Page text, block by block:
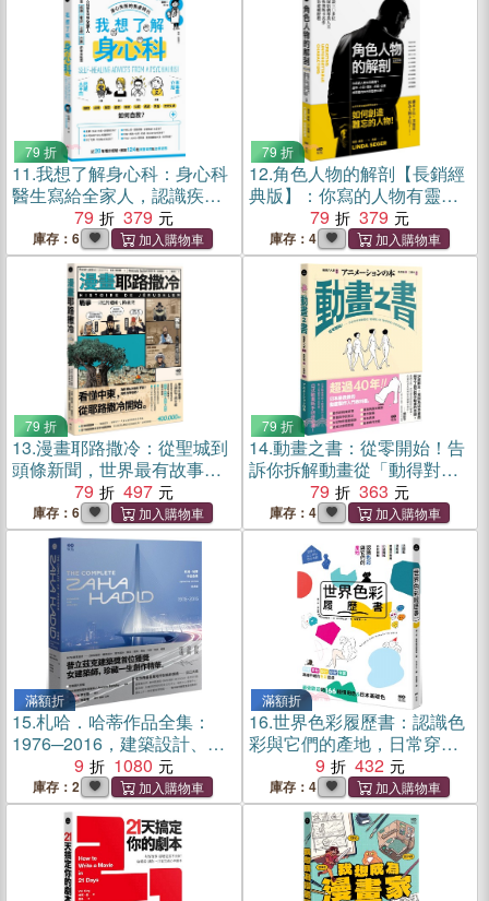
79 折
11.我想了解身心科：身心科
醫生寫給全家人，認識疾
病、看診、治療、用藥的實
用指南
79 379
庫存：6
79 折
12.角色人物的解剖【長銷經
典版】：你寫的人物有靈魂
嗎？劇本、小說、廣告、遊
戲、企畫都需要的人物形塑
教科書！
79 379
庫存：4
79 折
13.漫畫耶路撒冷：從聖城到
頭條新聞，世界最有故事的
城市，看懂中東衝突源頭
79 497
庫存：6
79 折
14.動畫之書：從零開始！告
訴你拆解動畫從「動得對」
到「動得好看」的原理與流
79 363
庫存：4
滿額折
15.札哈．哈蒂作品全集：
1976─2016，建築設計、繪
畫、表現圖、室內設計、家
具、燈飾、汽車、時尚精
品，珍藏一生創作精華【經
9 1080
庫存：2
滿額折
16.世界色彩履歷書：認識色
彩與它們的產地，日常穿
搭、設計、布置，最受歡迎
的166種慣用色＆日本基礎色
9 432
庫存：4